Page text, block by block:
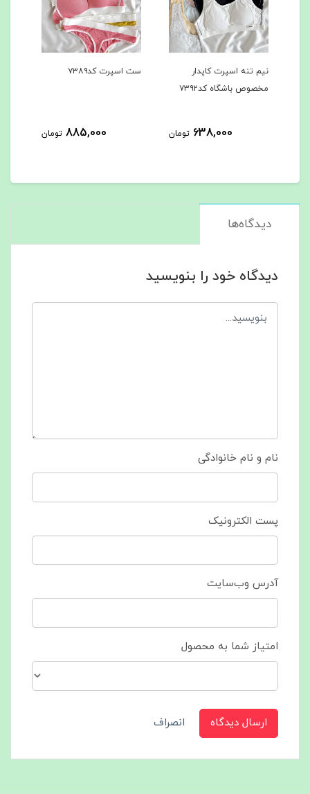
نیم تنه اسپرت کاپدار
مخصوص باشگاه کد۷۳۹۲
638,000 تومان
ست اسپرت کد۷۳۸۹
885,000 تومان
دیدگاه‌ها
دیدگاه خود را بنویسید
نام و نام خانوادگی
پست الکترونیک
آدرس وب‌سایت
امتیاز شما به محصول
ارسال دیدگاه انصراف